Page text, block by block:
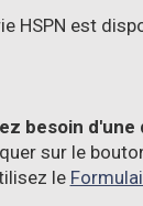
HSPN est
besoin
sur le
le